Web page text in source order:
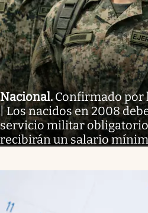
Nacional. Confirmado por
| Los nacidos en 2008
servicio militar
recibirán un salario